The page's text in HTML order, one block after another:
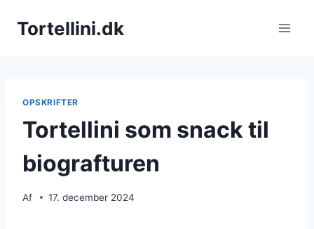
Tortellini.dk
OPSKRIFTER
Tortellini som snack til
biografturen
Af 17. december 2024